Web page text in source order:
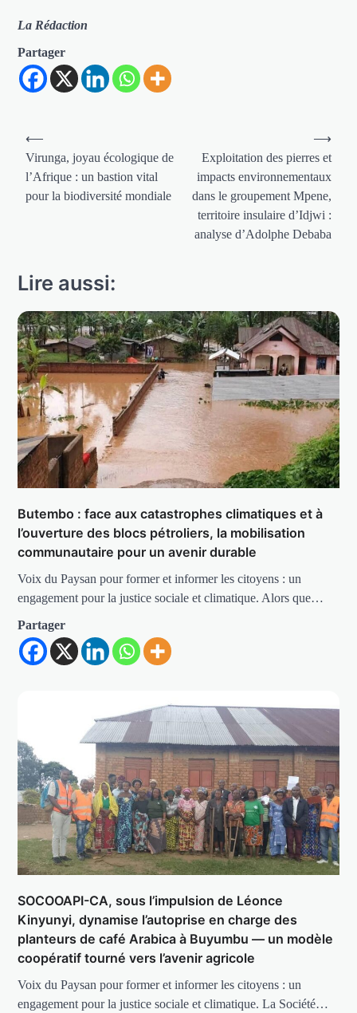
La Rédaction
Partager
Navigation
de
l’article
⟵
Virunga, joyau écologique de
l’Afrique : un bastion vital
pour la biodiversité mondiale
Exploitation des pierres et
impacts environnementaux
dans le groupement Mpene,
territoire insulaire d’Idjwi :
analyse d’Adolphe Debaba
⟶
Lire aussi:
Butembo : face aux catastrophes climatiques et à
l’ouverture des blocs pétroliers, la mobilisation
communautaire pour un avenir durable
Voix du Paysan pour former et informer les citoyens : un
engagement pour la justice sociale et climatique. Alors que…
Partager
SOCOOAPI-CA, sous l’impulsion de Léonce
Kinyunyi, dynamise l’autoprise en charge des
planteurs de café Arabica à Buyumbu — un modèle
coopératif tourné vers l’avenir agricole
Voix du Paysan pour former et informer les citoyens : un
engagement pour la justice sociale et climatique. La Société…